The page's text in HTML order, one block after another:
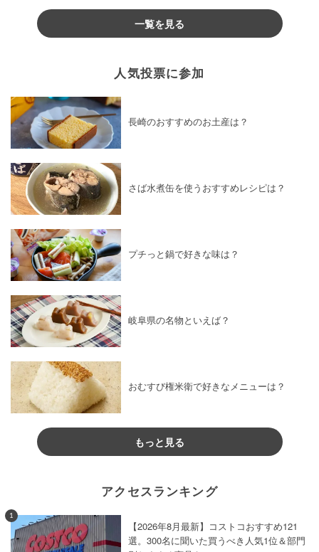
一覧を見る
人気投票に参加
長崎のおすすめのお土産は？
さば水煮缶を使うおすすめレシピは？
プチっと鍋で好きな味は？
岐阜県の名物といえば？
おむすび権米衛で好きなメニューは？
もっと見る
アクセスランキング
1
【2026年8月最新】コストコおすすめ121
選。300名に聞いた買うべき人気1位＆部門